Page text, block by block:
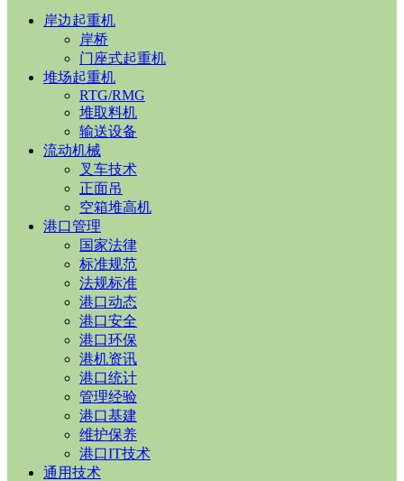
岸边起重机
岸桥
门座式起重机
堆场起重机
RTG/RMG
堆取料机
输送设备
流动机械
叉车技术
正面吊
空箱堆高机
港口管理
国家法律
标准规范
法规标准
港口动态
港口安全
港口环保
港机资讯
港口统计
管理经验
港口基建
维护保养
港口IT技术
通用技术